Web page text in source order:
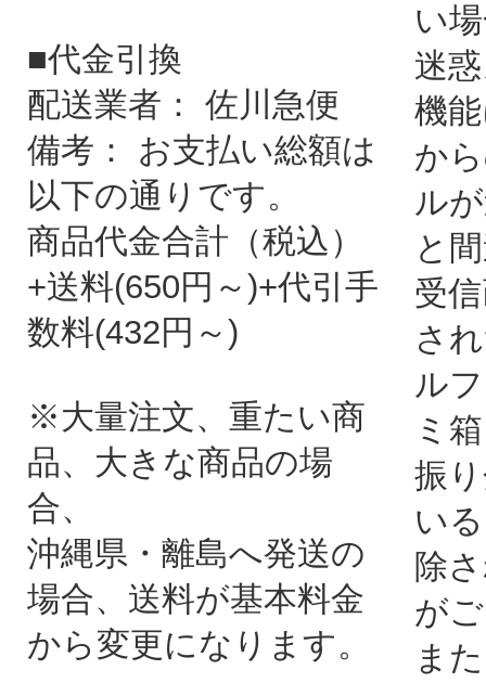
■代金引換
配送業者： 佐川急便
備考： お支払い総額は
以下の通りです。
商品代金合計（税込）
+送料(650円～)+代引手
数料(432円～)
※大量注文、重たい商
品、大きな商品の場
合、
沖縄県・離島へ発送の
場合、送料が基本料金
から変更になります。
い
迷
機
か
ル
と
受
さ
ル
ミ
振
い
除
が
ま